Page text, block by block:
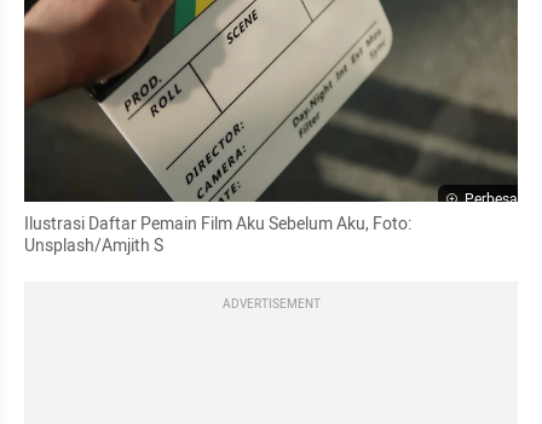
Perbesar
Ilustrasi Daftar Pemain Film Aku Sebelum Aku, Foto:
Unsplash/Amjith S
ADVERTISEMENT